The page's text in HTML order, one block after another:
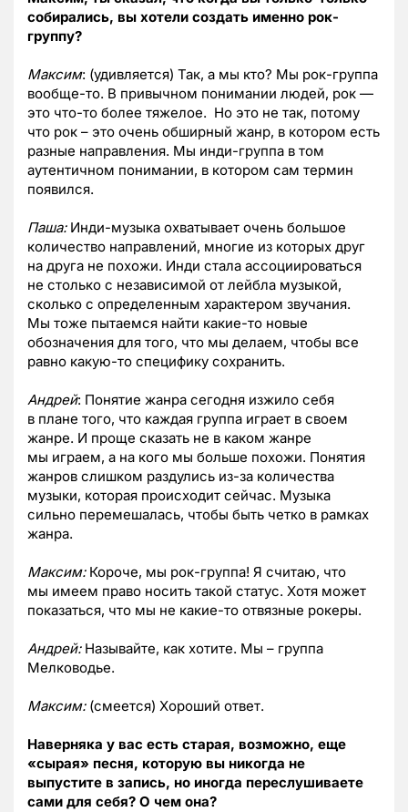
собирались, вы хотели создать именно рок-
группу?
Максим: (удивляется) Так, а мы кто? Мы рок-группа
вообще-то. В привычном понимании людей, рок —
это что-то более тяжелое. Но это не так, потому
что рок – это очень обширный жанр, в котором есть
разные направления. Мы инди-группа в том
аутентичном понимании, в котором сам термин
появился.
Паша:Инди-музыка охватывает очень большое
количество направлений, многие из которых друг
на друга не похожи. Инди стала ассоциироваться
не столько с независимой от лейбла музыкой,
сколько с определенным характером звучания.
Мы тоже пытаемся найти какие-то новые
обозначения для того, что мы делаем, чтобы все
равно какую-то специфику сохранить.
Андрей: Понятие жанра сегодня изжило себя
в плане того, что каждая группа играет в своем
жанре. И проще сказать не в каком жанре
мы играем, а на кого мы больше похожи. Понятия
жанров слишком раздулись из-за количества
музыки, которая происходит сейчас. Музыка
сильно перемешалась, чтобы быть четко в рамках
жанра.
Макcим:Короче, мы рок-группа! Я считаю, что
мы имеем право носить такой статус. Хотя может
показаться, что мы не какие-то отвязные рокеры.
Андрей:Называйте, как хотите. Мы – группа
Мелководье.
Максим:(смеется) Хороший ответ.
Наверняка у вас есть старая, возможно, еще
«сырая» песня, которую вы никогда не
выпустите в запись, но иногда переслушиваете
сами для себя? О чем она?